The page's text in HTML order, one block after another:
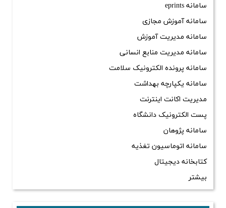
سامانه eprints
سامانه آموزش مجازی
سامانه مدیریت آموزش
سامانه مدیریت منابع انسانی
سامانه پرونده الکترونیک سلامت
سامانه یکپارچه بهداشت
مدیریت اکانت اینترنت
پست الکترونیک دانشگاه
سامانه پژوهان
سامانه اتوماسیون تغذیه
کتابخانه دیجیتال
بیشتر